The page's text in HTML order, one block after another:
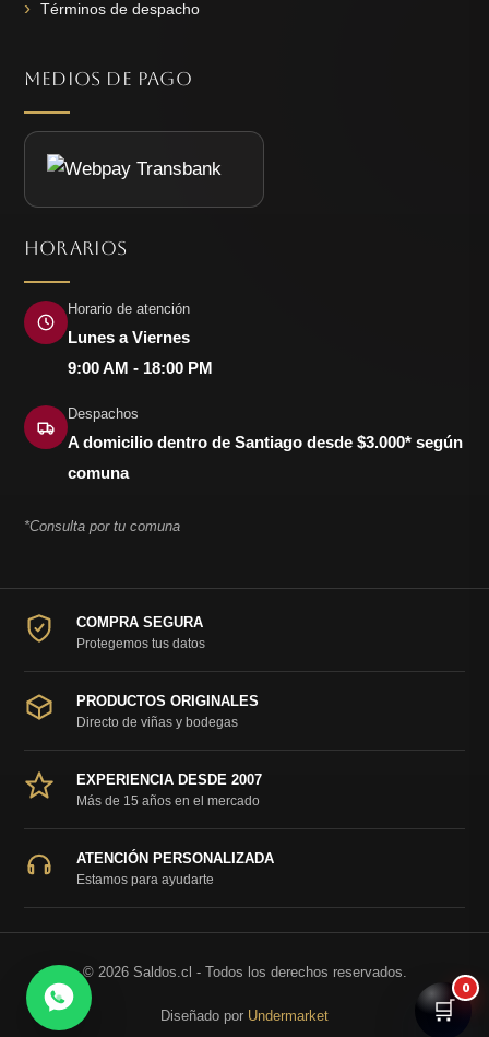
Términos de despacho
MEDIOS DE PAGO
HORARIOS
Horario de atención
Lunes a Viernes
9:00 AM - 18:00 PM
Despachos
A domicilio dentro de Santiago desde $3.000* según
comuna
*Consulta por tu comuna
COMPRA SEGURA
Protegemos tus datos
PRODUCTOS ORIGINALES
Directo de viñas y bodegas
EXPERIENCIA DESDE 2007
Más de 15 años en el mercado
ATENCIÓN PERSONALIZADA
Estamos para ayudarte
© 2026 Saldos.cl - Todos los derechos reservados.
Diseñado por Undermarket 🛒
0